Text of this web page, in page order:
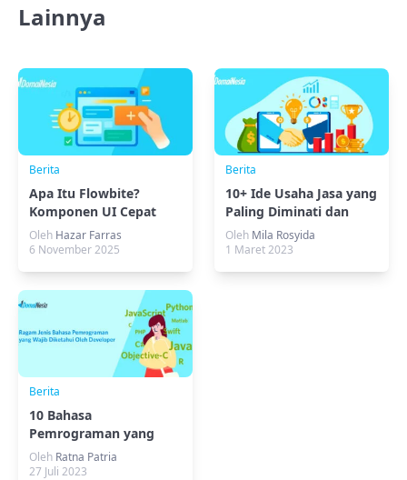
Lainnya
Berita
Apa Itu Flowbite?
Komponen UI Cepat
dan Praktis
Oleh Hazar Farras
6 November 2025
Berita
10+ Ide Usaha Jasa yang
Paling Diminati dan
Menjanjikan!
Oleh Mila Rosyida
1 Maret 2023
Berita
10 Bahasa
Pemrograman yang
Jarang Orang Tahu
Oleh Ratna Patria
27 Juli 2023